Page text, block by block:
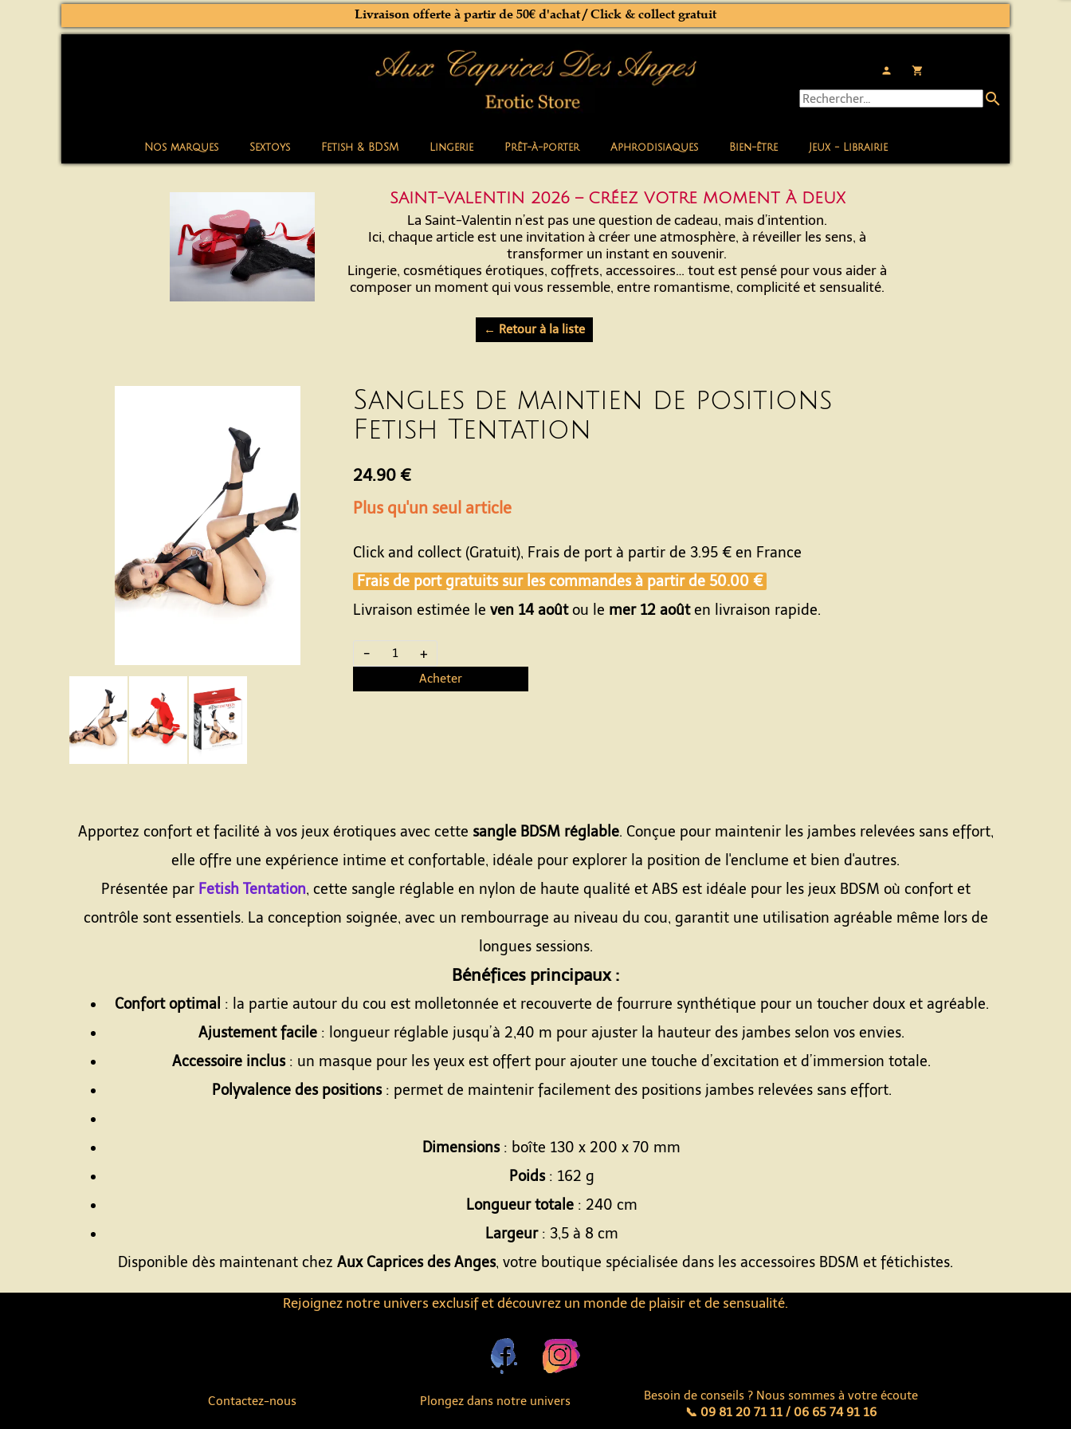
Nos marques Sextoys Fetish & BDSM Lingerie Prêt-à-porter Aphrodisiaques Bien-être Jeux - Librairie
person local_grocery_store
Contactez-nous
Livraison offerte à partir de 50€ d'achat / Click & collect gratuit
search
Rejoignez notre univers exclusif et découvrez un monde de plaisir et de sensualité.
Besoin de conseils ? Nous sommes à votre écoute
📞 09 81 20 71 11 / 06 65 74 91 16
Plongez dans notre univers
SAINT-VALENTIN 2026 – CRÉEZ VOTRE MOMENT À DEUX
La Saint-Valentin n’est pas une question de cadeau, mais d’intention.
Ici, chaque article est une invitation à créer une atmosphère, à réveiller les sens, à
transformer un instant en souvenir.
Lingerie, cosmétiques érotiques, coffrets, accessoires… tout est pensé pour vous aider à
composer un moment qui vous ressemble, entre romantisme, complicité et sensualité.
← Retour à la liste
Sangles de maintien de positions
Fetish Tentation
24.90 €
Plus qu'un seul article
Click and collect (Gratuit), Frais de port à partir de 3.95 € en France
Frais de port gratuits sur les commandes à partir de 50.00 €
Livraison estimée le ven 14 aoûtou le mer 12 aoûten livraison rapide.
- +
Acheter
Apportez confort et facilité à vos jeux érotiques avec cette sangle BDSM réglable. Conçue pour maintenir les jambes relevées sans effort,
elle offre une expérience intime et confortable, idéale pour explorer la position de l'enclume et bien d'autres.
Présentée par Fetish Tentation, cette sangle réglable en nylon de haute qualité et ABS est idéale pour les jeux BDSM où confort et
contrôle sont essentiels. La conception soignée, avec un rembourrage au niveau du cou, garantit une utilisation agréable même lors de
longues sessions.
Bénéfices principaux :
Confort optimal : la partie autour du cou est molletonnée et recouverte de fourrure synthétique pour un toucher doux et agréable.
Ajustement facile : longueur réglable jusqu’à 2,40 m pour ajuster la hauteur des jambes selon vos envies.
Accessoire inclus: un masque pour les yeux est offert pour ajouter une touche d’excitation et d’immersion totale.
Polyvalence des positions: permet de maintenir facilement des positions jambes relevées sans effort.
Dimensions: boîte 130 x 200 x 70 mm
Poids: 162 g
Longueur totale: 240 cm
Largeur: 3,5 à 8 cm
Disponible dès maintenant chez Aux Caprices des Anges, votre boutique spécialisée dans les accessoires BDSM et fétichistes.